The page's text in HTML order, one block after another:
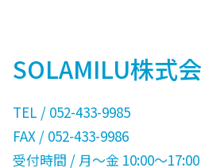
SOLAMILU株式
TEL / 052-433-9985
FAX / 052-433-9986
受付時間 / 月〜金 10:00〜17:00